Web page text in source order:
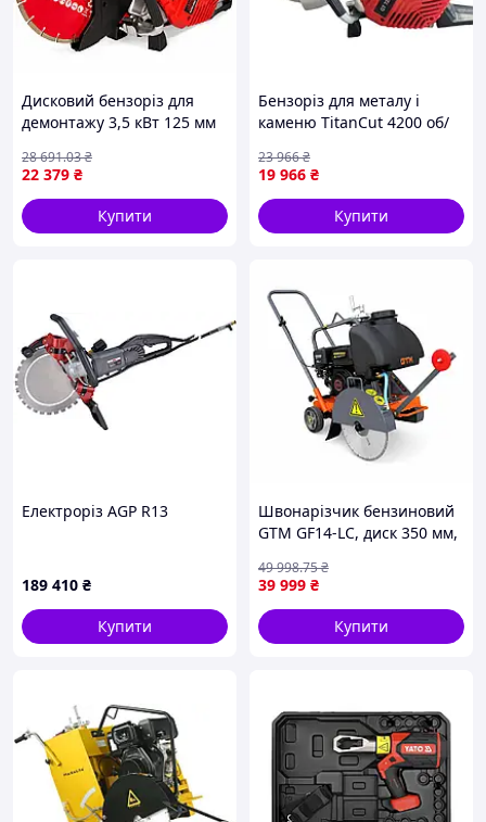
Дисковий бензоріз для
демонтажу 3,5 кВт 125 мм
будівельний бензоріз для
дорожніх робіт
22 379 ₴
28 691.03₴
Купити
Бензоріз для металу і
каменю TitanCut 4200 об/
бетоноріз на бензині
нарізчик ручний
бензиновий
19 966 ₴
23 966₴
Купити
Електроріз AGP R13
189 410 ₴
Купити
Швонарізчик бензиновий
GTM GF14-LC, диск 350 мм,
с.
39 999 ₴
49 998.75₴
Купити